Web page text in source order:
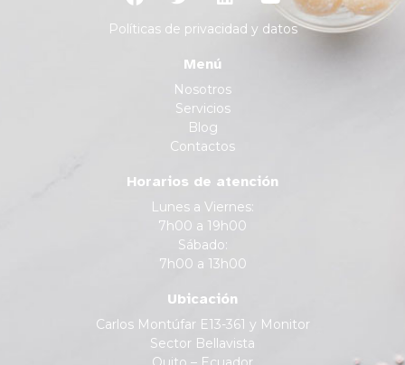
Políticas de privacidad y datos
Menú
Nosotros
Servicios
Blog
Contactos
Horarios de atención
Lunes a Viernes:
7h00 a 19h00
Sábado:
7h00 a 13h00
Ubicación
Carlos Montúfar E13-361 y Monitor
Sector Bellavista